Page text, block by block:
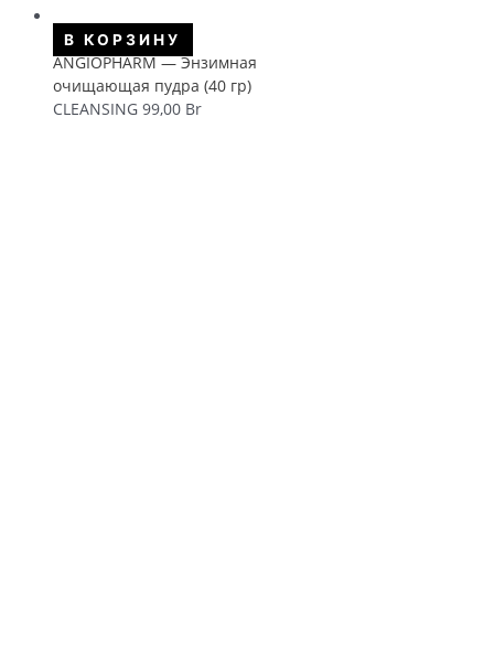
В КОРЗИНУ
ANGIOPHARM — Энзимная
очищающая пудра (40 гр)
CLEANSING 99,00 Br